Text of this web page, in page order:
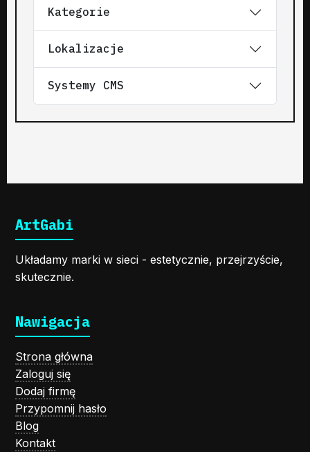
Kategorie
Lokalizacje
Systemy CMS
ArtGabi
Układamy marki w sieci - estetycznie, przejrzyście,
skutecznie.
Nawigacja
Strona główna
Zaloguj się
Dodaj firmę
Przypomnij hasło
Blog
Kontakt